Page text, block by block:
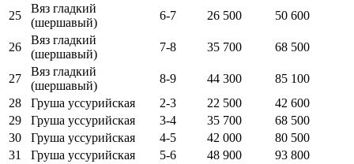
25
Вяз гладкий
(шершавый)
6-7 26 500 50 600
26
Вяз гладкий
(шершавый)
7-8 35 700 68 500
27
Вяз гладкий
(шершавый)
8-9 44 300
85 100
28
Груша уссурийская 2-3 22 500
42 600
29
Груша уссурийская 3-4 35 700
68 500
30
Груша уссурийская 4-5 42 000
80 500
31
Груша уссурийская 5-6 48 900
93 800